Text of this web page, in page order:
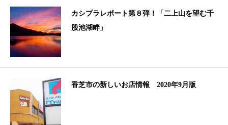
カシプラレポート第８弾！「二上山を望む千
股池湖畔」
香芝市の新しいお店情報 2020年9月版